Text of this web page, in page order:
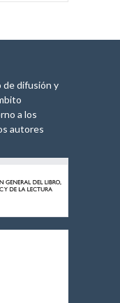
de difusión y
a los
autores